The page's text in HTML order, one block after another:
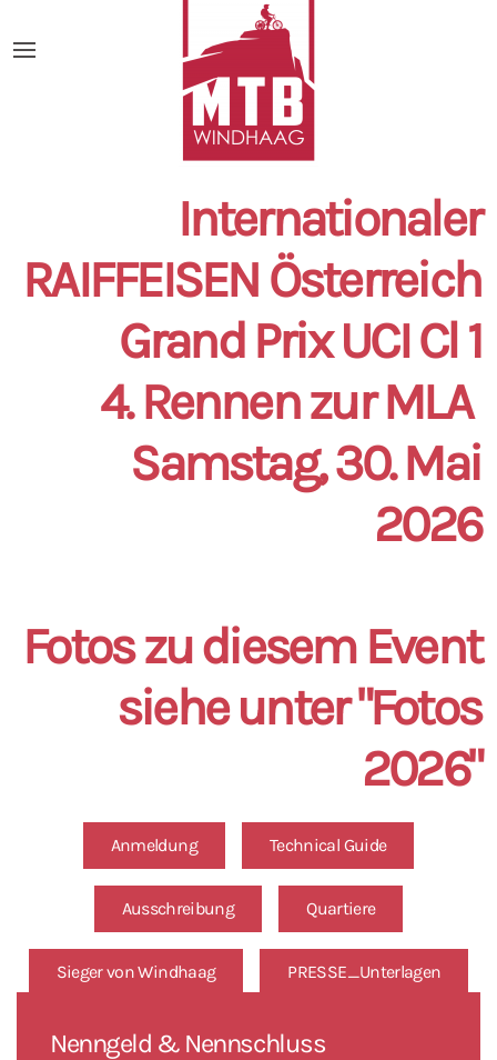
Internationaler
RAIFFEISEN Österreich
Grand Prix UCI Cl 1
4. Rennen zur MLA
Samstag, 30. Mai
2026
Fotos zu diesem Event
siehe unter "Fotos
2026"
Anmeldung Technical Guide
Ausschreibung Quartiere
Sieger von Windhaag PRESSE_Unterlagen
PRESSE Bilder FOTOS 2026
Nenngeld & Nennschluss